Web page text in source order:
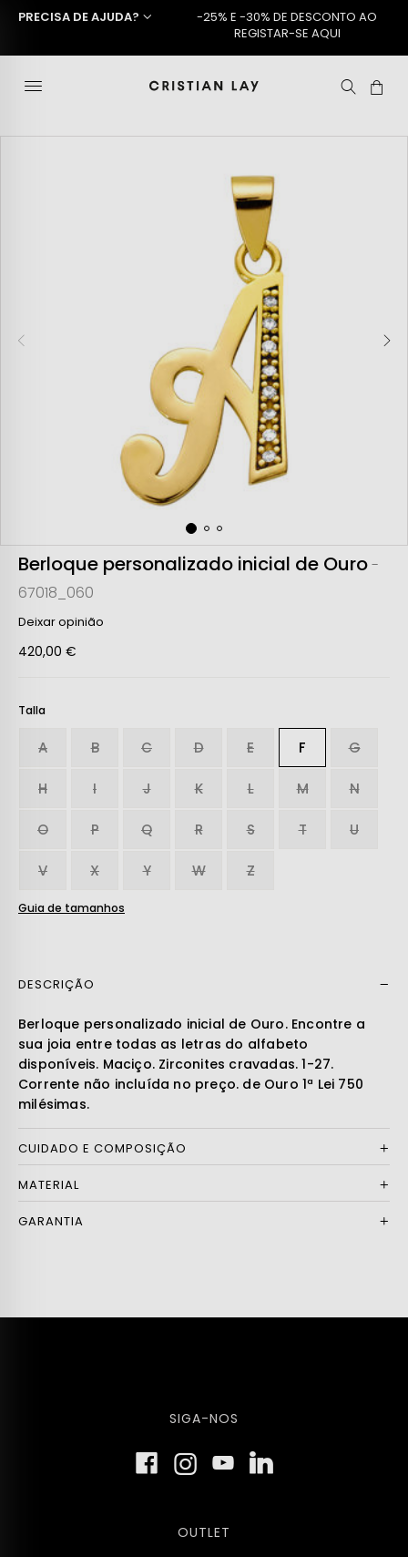
PRECISA DE AJUDA?
-25% E -30% DE DESCONTO AO
REGISTAR-SE AQUI
Berloque personalizado inicial de Ouro-
67018_060
Deixar opinião
420,00 €
Talla
A B C D E F G
H I J K L M N
O P Q R S T U
V X Y W Z
Guia de tamanhos
DESCRIÇÃO
Berloque personalizado inicial de Ouro. Encontre a
sua joia entre todas as letras do alfabeto
disponíveis. Maciço. Zirconites cravadas. 1-27.
Corrente não incluída no preço. de Ouro 1ª Lei 750
milésimas.
CUIDADO E COMPOSIÇÃO
MATERIAL
GARANTIA
SIGA-NOS
OUTLET